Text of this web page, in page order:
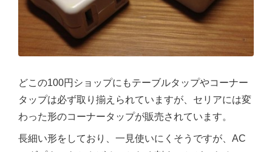
どこの100円ショップにもテーブルタップやコーナー
タップは必ず取り揃えられていますが、セリアには変
わった形のコーナータップが販売されています。
長細い形をしており、一見使いにくそうですが、AC